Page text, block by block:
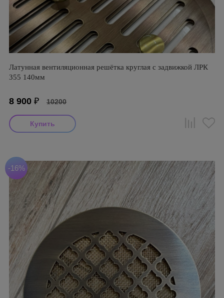
Латунная вентиляционная решётка круглая с задвижкой ЛРК
355 140мм
8 900 ₽ 10200
-16%